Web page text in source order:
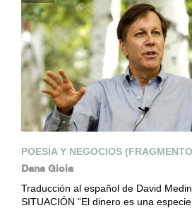
POESÍA Y NEGOCIOS
Dana Gioia
Traducción al español de David
SITUACIÓN “El dinero es una